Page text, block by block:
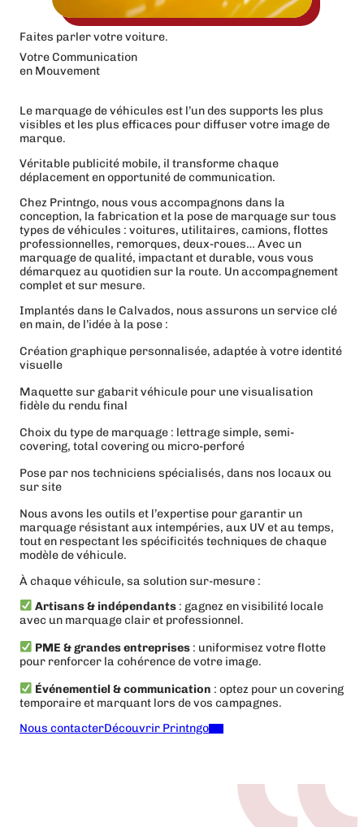
Faites parler votre voiture.
Votre Communication
en Mouvement
Le marquage de véhicules est l’un des supports les plus
visibles et les plus efficaces pour diffuser votre image de
marque.
Véritable publicité mobile, il transforme chaque
déplacement en opportunité de communication.
Chez Printngo, nous vous accompagnons dans la
conception, la fabrication et la pose de marquage sur tous
types de véhicules : voitures, utilitaires, camions, flottes
professionnelles, remorques, deux-roues… Avec un
marquage de qualité, impactant et durable, vous vous
démarquez au quotidien sur la route. Un accompagnement
complet et sur mesure.
Implantés dans le Calvados, nous assurons un service clé
en main, de l’idée à la pose :
Création graphique personnalisée, adaptée à votre identité
visuelle
Maquette sur gabarit véhicule pour une visualisation
fidèle du rendu final
Choix du type de marquage : lettrage simple, semi-
covering, total covering ou micro-perforé
Pose par nos techniciens spécialisés, dans nos locaux ou
sur site
Nous avons les outils et l’expertise pour garantir un
marquage résistant aux intempéries, aux UV et au temps,
tout en respectant les spécificités techniques de chaque
modèle de véhicule.
À chaque véhicule, sa solution sur-mesure :
Artisans & indépendants : gagnez en visibilité locale
avec un marquage clair et professionnel.
PME & grandes entreprises : uniformisez votre flotte
pour renforcer la cohérence de votre image.
Événementiel & communication : optez pour un covering
temporaire et marquant lors de vos campagnes.
Nous contacterDécouvrir Printngo